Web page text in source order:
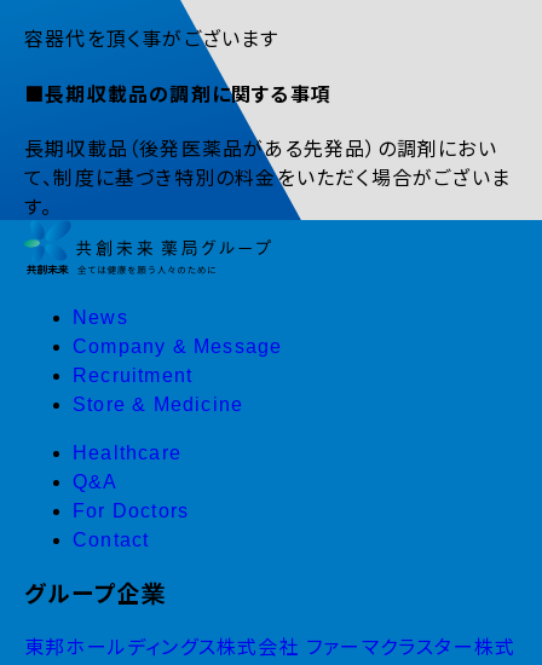
容器代を頂く事がございます
■長期収載品の調剤に関する事項
長期収載品（後発医薬品がある先発品）の調剤におい
て、制度に基づき特別の料金をいただく場合がございま
す。
News
Company & Message
Recruitment
Store & Medicine
Healthcare
Q&A
For Doctors
Contact
グループ企業
東邦ホールディングス株式会社 ファーマクラスター株式